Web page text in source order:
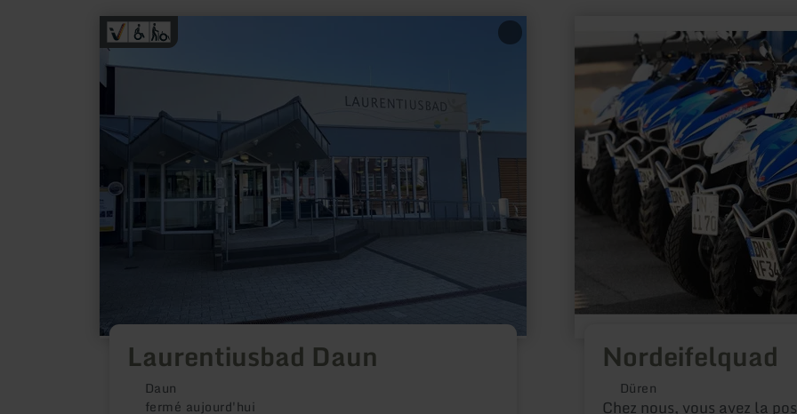
Laurentiusbad Daun
Daun
fermé aujourd'hui
en
savoir
plus
sur
:
Nordeifelquad
Düren
Chez nous, vous avez la
plus
sur
:
Nordeifelquad